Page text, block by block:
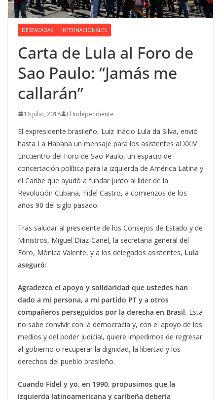
DESTACADAS INTERNACIONALES
Carta de Lula al Foro de
Sao Paulo: “Jamás me
callarán”
16 julio, 2018 El Independiente
El expresidente brasileño, Luiz Inácio Lula da Silva, envió
hasta La Habana un mensaje para los asistentes al XXIV
Encuentro del Foro de Sao Paulo, un espacio de
concertación política para la izquierda de América Latina y
el Caribe que ayudó a fundar junto al líder de la
Revolución Cubana, Fidel Castro, a comienzos de los
años 90 del siglo pasado.
Tras saludar al presidente de los Consejos de Estado y de
Ministros, Miguel Díaz-Canel, la secretaria general del
Foro, Mónica Valente, y a los delegados asistentes, Lula
aseguró:
Agradezco el apoyo y solidaridad que ustedes han
dado a mi persona, a mi partido PT y a otros
compañeros perseguidos por la derecha en Brasil. Esta
no sabe convivir con la democracia y, con el apoyo de los
medios y del poder judicial, quiere impedirnos de regresar
al gobierno o recuperar la dignidad, la libertad y los
derechos del pueblo brasileño.
Cuando Fidel y yo, en 1990, propusimos que la
izquierda latinoamericana y caribeña debería